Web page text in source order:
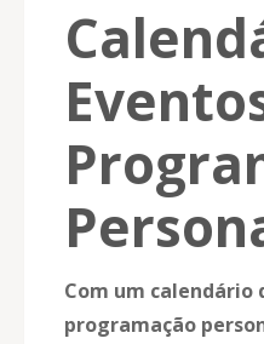
Com um calendário
programação